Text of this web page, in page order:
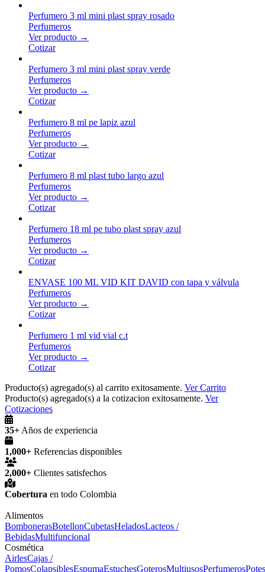
Perfumero 3 ml mini plast spray rosado
Perfumeros
Ver producto →
Cotizar
Perfumero 3 ml mini plast spray verde
Perfumeros
Ver producto →
Cotizar
Perfumero 8 ml pe lapiz azul
Perfumeros
Ver producto →
Cotizar
Perfumero 8 ml plast tubo largo azul
Perfumeros
Ver producto →
Cotizar
Perfumero 18 ml pe tubo plast spray azul
Perfumeros
Ver producto →
Cotizar
ENVASE 100 ML VID KIT DAVID con tapa y válvula
Perfumeros
Ver producto →
Cotizar
Perfumero 1 ml vid vial c.t
Perfumeros
Ver producto →
Cotizar
Producto(s) agregado(s) al carrito exitosamente. Ver Carrito
Producto(s) agregado(s) a la cotizacion exitosamente. Ver
Cotizaciones
35+ Años de experiencia
1,000+ Referencias disponibles
2,000+ Clientes satisfechos
Cobertura en todo Colombia
Alimentos
BombonerasBotellonCubetasHeladosLacteos /
BebidasMultifuncional
Cosmética
AirlesCajas /
PomosColapsiblesEspumaEstuchesGoterosMultiusosPerfumerosPotes